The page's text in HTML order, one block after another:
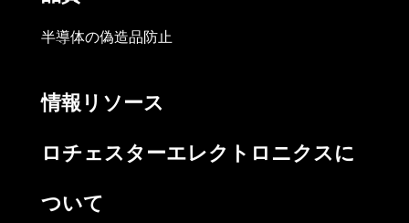
半導体の偽造品防止
情報リソース
ロチェスターエレクトロニクスに
ついて